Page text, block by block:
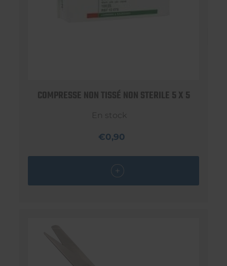
COMPRESSE NON TISSÉ NON STERILE 5 X 5
En stock
€0,90